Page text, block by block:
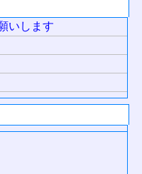
いします